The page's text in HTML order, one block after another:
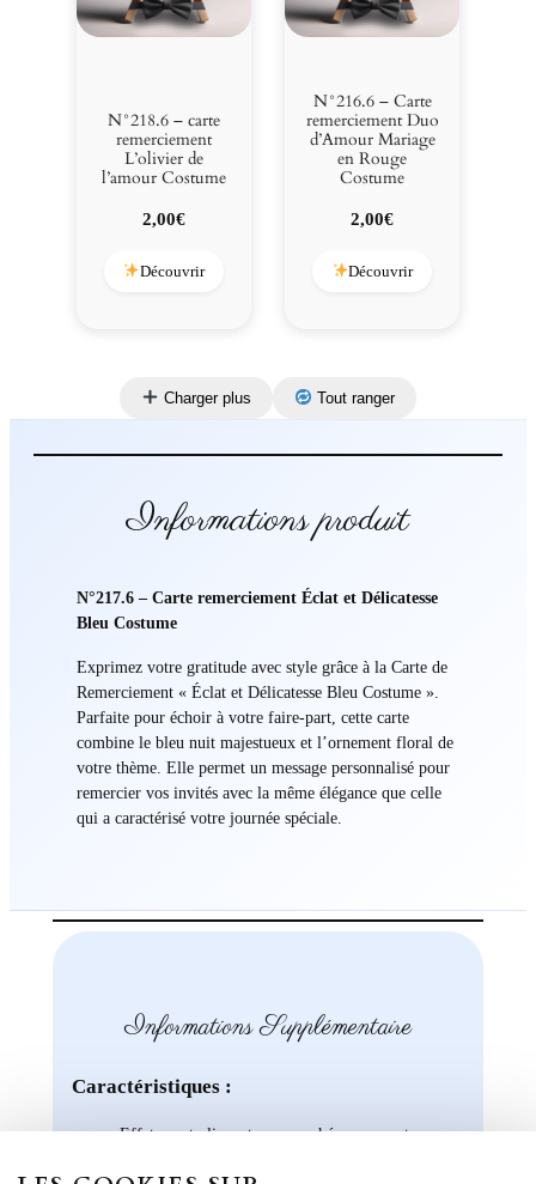
N°218.6 – carte
remerciement
L’olivier de
l’amour Costume
2,00€
Découvrir
N°216.6 – Carte
remerciement Duo
d’Amour Mariage
en Rouge
Costume
2,00€
Découvrir
Charger plus Tout ranger
Informations produit
N°217.6 – Carte remerciement Éclat et Délicatesse
Bleu Costume
Exprimez votre gratitude avec style grâce à la Carte de
Remerciement « Éclat et Délicatesse Bleu Costume ».
Parfaite pour échoir à votre faire-part, cette carte
combine le bleu nuit majestueux et l’ornement floral de
votre thème. Elle permet un message personnalisé pour
remercier vos invités avec la même élégance que celle
qui a caractérisé votre journée spéciale.
Informations Supplémentaire
Caractéristiques :
Effet : recto lisse et non couché, verso mat